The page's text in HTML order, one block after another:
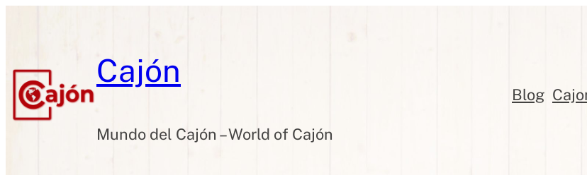
Cajón
Mundo del Cajón – World of Cajón
Blog